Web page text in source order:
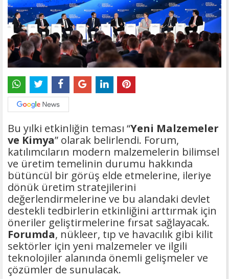
Bu yılki etkinliğin teması “Yeni Malzemeler
ve Kimya” olarak belirlendi. Forum,
katılımcıların modern malzemelerin bilimsel
ve üretim temelinin durumu hakkında
bütüncül bir görüş elde etmelerine, ileriye
dönük üretim stratejilerini
değerlendirmelerine ve bu alandaki devlet
destekli tedbirlerin etkinliğini arttırmak için
öneriler geliştirmelerine fırsat sağlayacak.
Forumda, nükleer, tıp ve havacılık gibi kilit
sektörler için yeni malzemeler ve ilgili
teknolojiler alanında önemli gelişmeler ve
çözümler de sunulacak.